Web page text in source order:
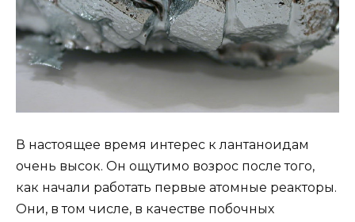
В настоящее время интерес к лантаноидам
очень высок. Он ощутимо возрос после того,
как начали работать первые атомные реакторы.
Они, в том числе, в качестве побочных